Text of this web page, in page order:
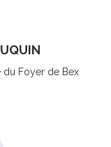
du Foyer de Bex